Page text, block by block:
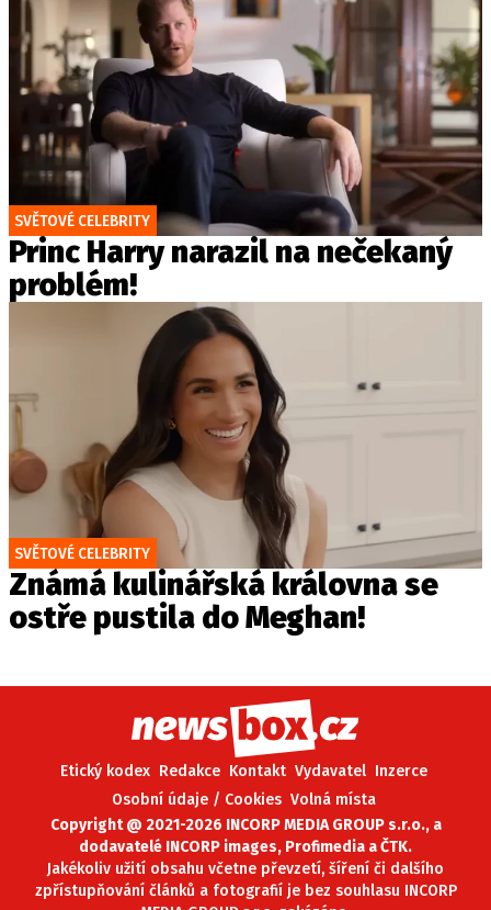
SVĚTOVÉ CELEBRITY
Princ Harry narazil na nečekaný
problém!
SVĚTOVÉ CELEBRITY
Známá kulinářská královna se
ostře pustila do Meghan!
Etický kodex Redakce Kontakt Vydavatel Inzerce
Osobní údaje / Cookies Volná místa
Copyright @ 2021-2026 INCORP MEDIA GROUP s.r.o., a
dodavatelé INCORP images, Profimedia a ČTK.
Jakékoliv užití obsahu včetne převzetí, šíření či dalšího
zpřístupňování článků a fotografií je bez souhlasu INCORP